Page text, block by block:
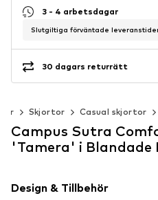
3 - 4 arbetsdagar
Slutgiltiga förväntade
30 dagars returrätt
Skjortor Casual skjortor
Campus Sutra
'Tamera' i Blandade
Design & Tillbehör